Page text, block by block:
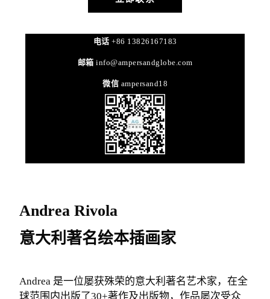
电话 +86 13826167183
邮箱 info@ampersandglobe.com
微信 ampersand18
Andrea Rivola
意大利著名绘本插画家
Andrea 是一位屡获殊荣的意大利著名艺术家，在全
球范围内出版了30+著作及出版物，作品屡次受众